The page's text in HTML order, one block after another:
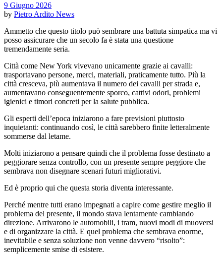
9 Giugno 2026
by Pietro Ardito News
Ammetto che questo titolo può sembrare una battuta simpatica ma vi
posso assicurare che un secolo fa è stata una questione
tremendamente seria.
Città come New York vivevano unicamente grazie ai cavalli:
trasportavano persone, merci, materiali, praticamente tutto. Più la
città cresceva, più aumentava il numero dei cavalli per strada e,
aumentavano conseguentemente sporco, cattivi odori, problemi
igienici e timori concreti per la salute pubblica.
Gli esperti dell’epoca iniziarono a fare previsioni piuttosto
inquietanti: continuando così, le città sarebbero finite letteralmente
sommerse dal letame.
Molti iniziarono a pensare quindi che il problema fosse destinato a
peggiorare senza controllo, con un presente sempre peggiore che
sembrava non disegnare scenari futuri migliorativi.
Ed è proprio qui che questa storia diventa interessante.
Perché mentre tutti erano impegnati a capire come gestire meglio il
problema del presente, il mondo stava lentamente cambiando
direzione. Arrivarono le automobili, i tram, nuovi modi di muoversi
e di organizzare la città. E quel problema che sembrava enorme,
inevitabile e senza soluzione non venne davvero “risolto”:
semplicemente smise di esistere.